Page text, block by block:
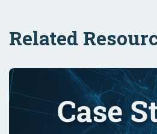
Related